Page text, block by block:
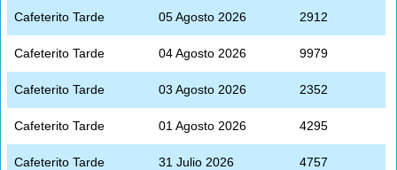
Cafeterito Tarde 05 Agosto 2026 2912
Cafeterito Tarde 04 Agosto 2026 9979
Cafeterito Tarde 03 Agosto 2026 2352
Cafeterito Tarde 01 Agosto 2026 4295
Cafeterito Tarde 31 Julio 2026 4757